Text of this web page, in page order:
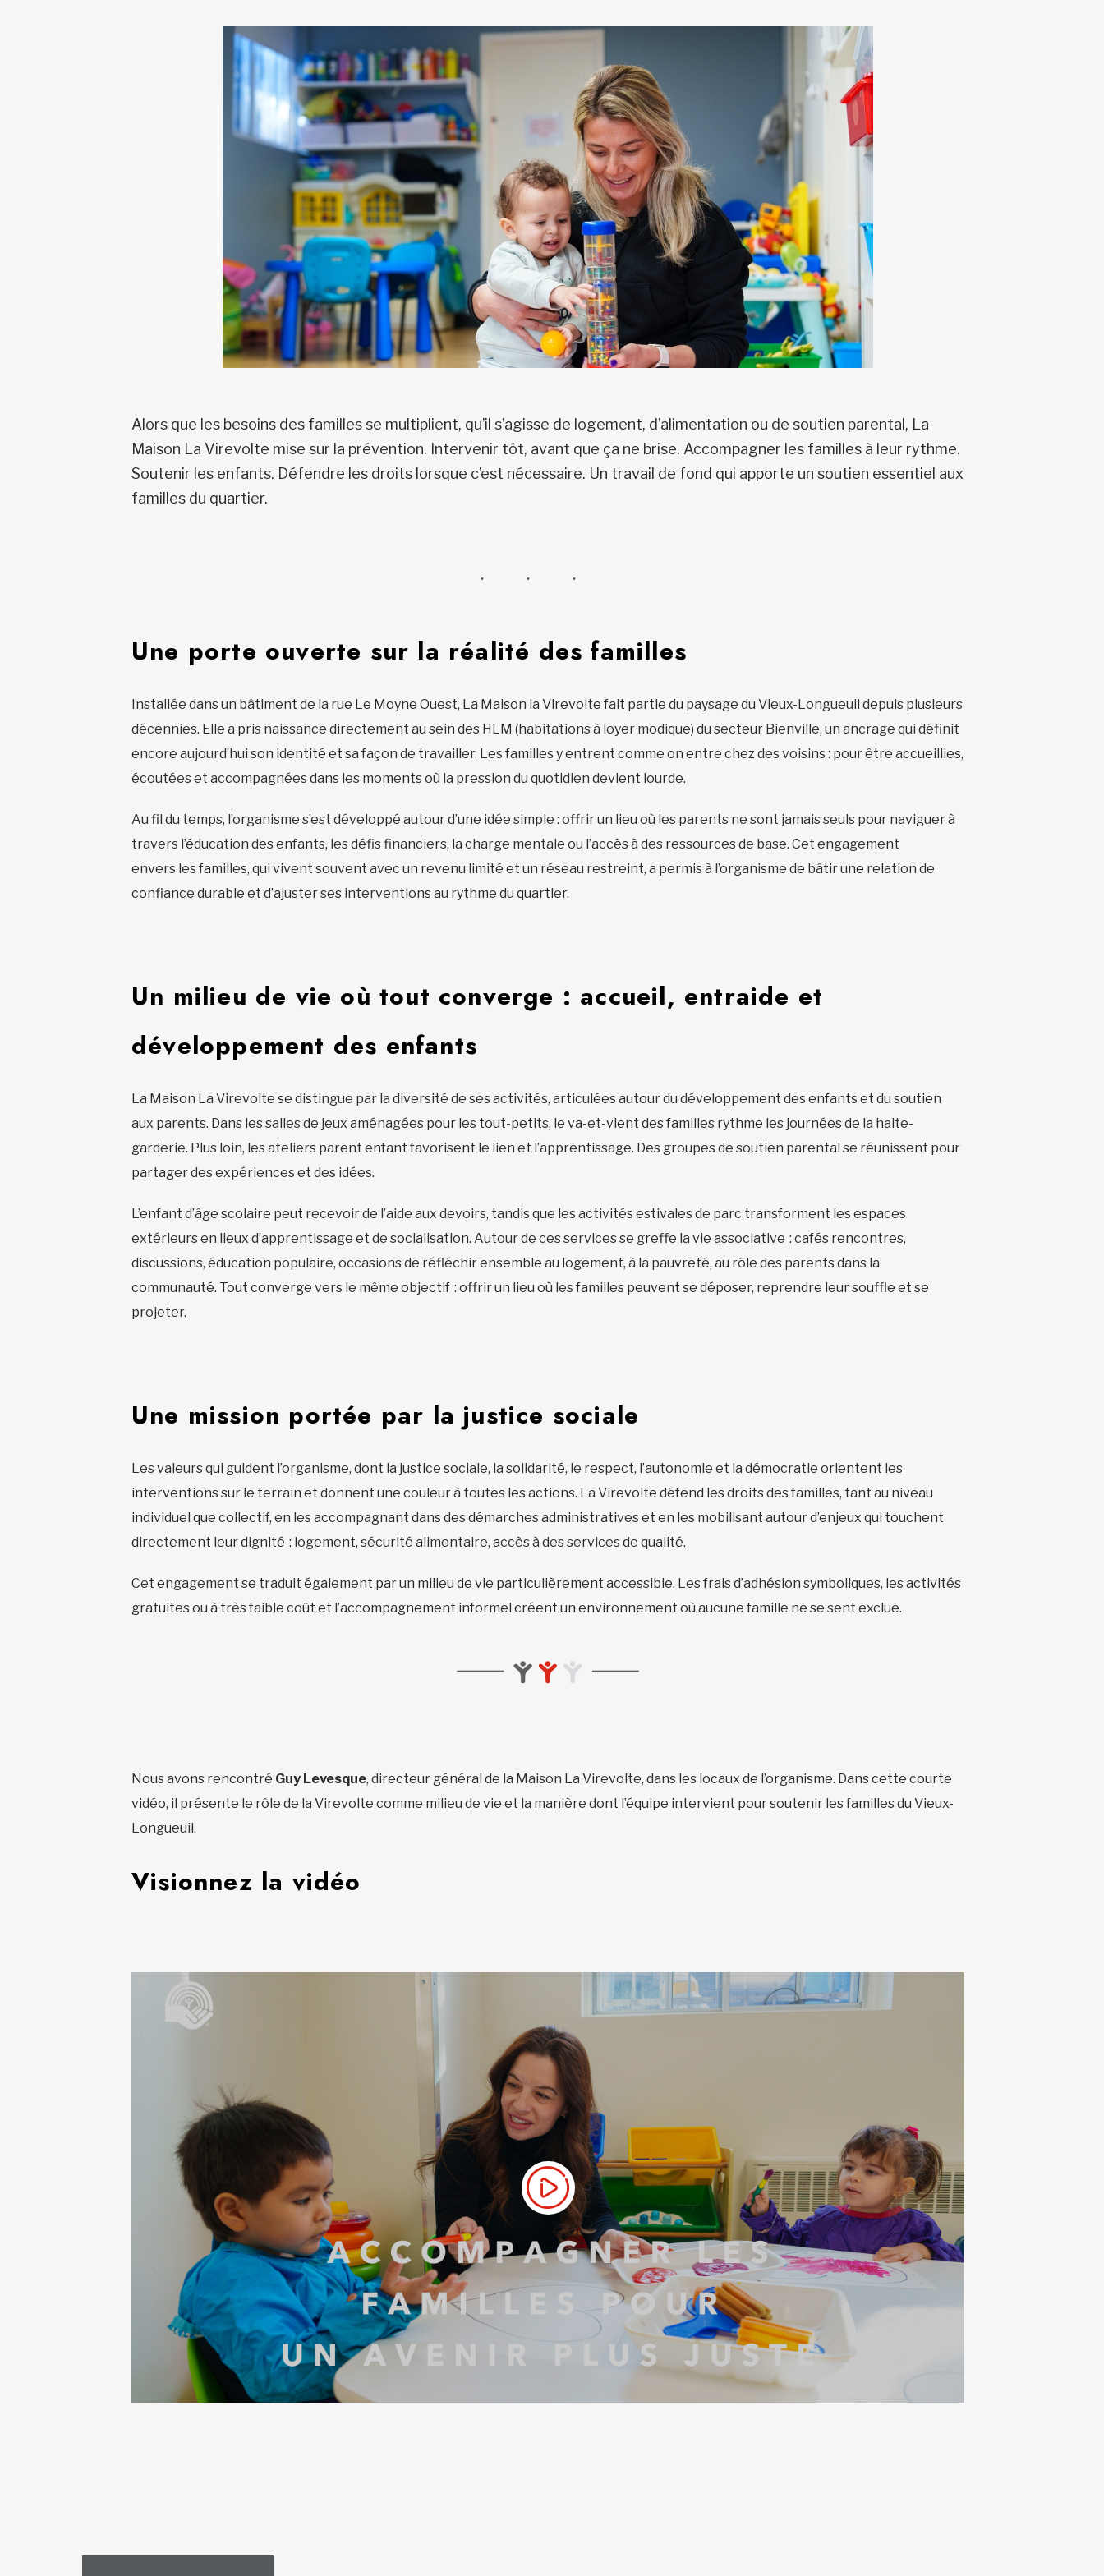
Alors que les besoins des familles se multiplient, qu’il s’agisse de logement, d’alimentation ou de soutien parental, La
Maison La Virevolte mise sur la prévention. Intervenir tôt, avant que ça ne brise. Accompagner les familles à leur rythme.
Soutenir les enfants. Défendre les droits lorsque c’est nécessaire. Un travail de fond qui apporte un soutien essentiel aux
familles du quartier.
Une porte ouverte sur la réalité des familles
Installée dans un bâtiment de la rue Le Moyne Ouest, La Maison la Virevolte fait partie du paysage du Vieux-Longueuil depuis plusieurs
décennies. Elle a pris naissance directement au sein des HLM (habitations à loyer modique) du secteur Bienville, un ancrage qui définit
encore aujourd’hui son identité et sa façon de travailler. Les familles y entrent comme on entre chez des voisins : pour être accueillies,
écoutées et accompagnées dans les moments où la pression du quotidien devient lourde.
Au fil du temps, l’organisme s’est développé autour d’une idée simple : offrir un lieu où les parents ne sont jamais seuls pour naviguer à
travers l’éducation des enfants, les défis financiers, la charge mentale ou l’accès à des ressources de base. Cet engagement
envers les familles, qui vivent souvent avec un revenu limité et un réseau restreint, a permis à l’organisme de bâtir une relation de
confiance durable et d’ajuster ses interventions au rythme du quartier.
Un milieu de vie où tout converge : accueil, entraide et
développement des enfants
La Maison La Virevolte se distingue par la diversité de ses activités, articulées autour du développement des enfants et du soutien
aux parents. Dans les salles de jeux aménagées pour les tout-petits, le va-et-vient des familles rythme les journées de la halte-
garderie. Plus loin, les ateliers parent enfant favorisent le lien et l’apprentissage. Des groupes de soutien parental se réunissent pour
partager des expériences et des idées.
L’enfant d’âge scolaire peut recevoir de l’aide aux devoirs, tandis que les activités estivales de parc transforment les espaces
extérieurs en lieux d’apprentissage et de socialisation. Autour de ces services se greffe la vie associative : cafés rencontres,
discussions, éducation populaire, occasions de réfléchir ensemble au logement, à la pauvreté, au rôle des parents dans la
communauté. Tout converge vers le même objectif : offrir un lieu où les familles peuvent se déposer, reprendre leur souffle et se
projeter.
Une mission portée par la justice sociale
Les valeurs qui guident l’organisme, dont la justice sociale, la solidarité, le respect, l’autonomie et la démocratie orientent les
interventions sur le terrain et donnent une couleur à toutes les actions. La Virevolte défend les droits des familles, tant au niveau
individuel que collectif, en les accompagnant dans des démarches administratives et en les mobilisant autour d’enjeux qui touchent
directement leur dignité : logement, sécurité alimentaire, accès à des services de qualité.
Cet engagement se traduit également par un milieu de vie particulièrement accessible. Les frais d’adhésion symboliques, les activités
gratuites ou à très faible coût et l’accompagnement informel créent un environnement où aucune famille ne se sent exclue.
Nous avons rencontré Guy Levesque, directeur général de la Maison La Virevolte, dans les locaux de l’organisme. Dans cette courte
vidéo, il présente le rôle de la Virevolte comme milieu de vie et la manière dont l’équipe intervient pour soutenir les familles du Vieux-
Longueuil.
Visionnez la vidéo